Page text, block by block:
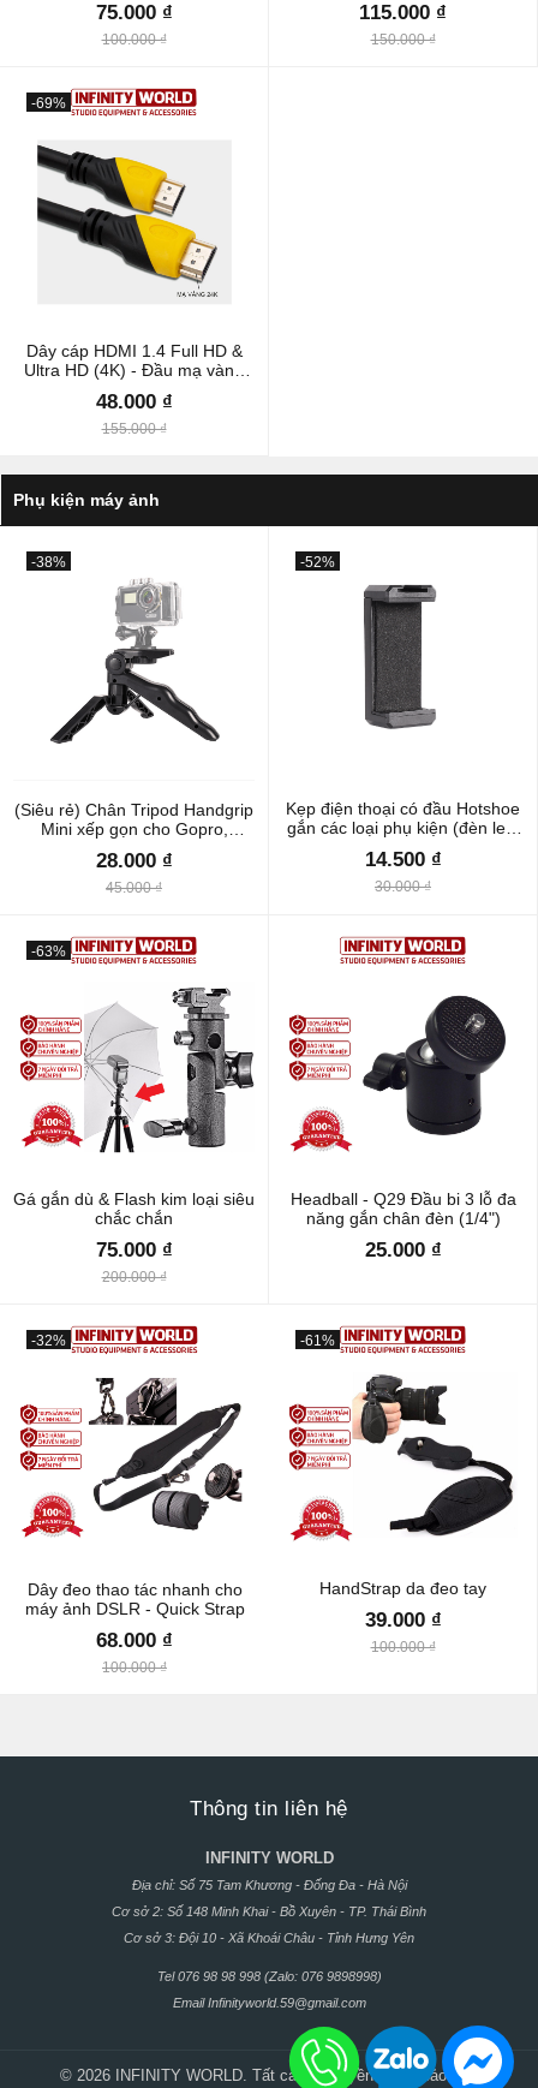
máy ảnh Sony)
75.000 ₫
100.000 ₫
2600mAh / 5200mAh /
7800mAh
115.000 ₫
150.000 ₫
-69%
Dây cáp HDMI 1.4 Full HD &
Ultra HD (4K) - Đầu mạ vàng
48.000 ₫
155.000 ₫
Phụ kiện máy ảnh
-38%
(Siêu rẻ) Chân Tripod Handgrip
Mini xếp gọn cho Gopro,
thoại + đèn led quay phim
28.000 ₫
45.000 ₫
-52%
Kẹp điện thoại có đầu Hotshoe
gắn các loại phụ kiện (đèn led,
14.500 ₫
30.000 ₫
-63%
Gá gắn dù & Flash kim loại siêu
chắc chắn
75.000 ₫
200.000 ₫
Headball - Q29 Đầu bi 3 lỗ đa
năng gắn chân đèn (1/4")
25.000 ₫
-32%
Dây đeo thao tác nhanh cho
máy ảnh DSLR - Quick Strap
68.000 ₫
100.000 ₫
-61%
HandStrap da đeo tay
39.000 ₫
100.000 ₫
Thông tin liên hệ
INFINITY WORLD
Địa chỉ: Số 75 Tam Khương - Đống Đa - Hà Nội
Cơ sở 2: Số 148 Minh Khai - Bồ Xuyên - TP. Thái Bình
Cơ sở 3: Đội 10 - Xã Khoái Châu - Tỉnh Hưng Yên
Tel 076 98 98 998 (Zalo: 076 9898998)
EmailInfinityworld.59@gmail.com
© 2026 INFINITY WORLD. Tất cả các quyền được bảo lưu.